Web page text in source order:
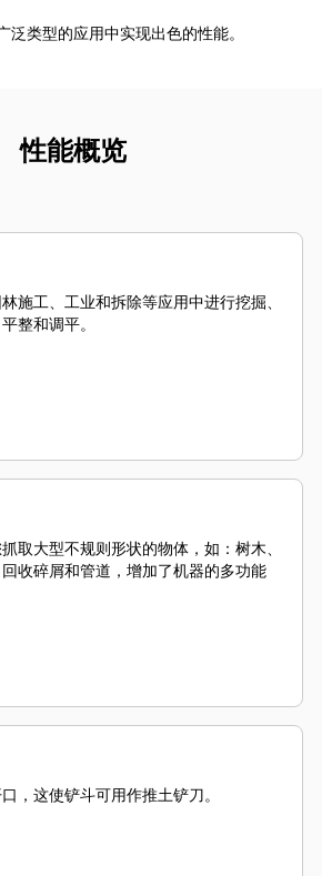
泛类型的应用中实现出色的性能。
性能概览
施工、工业和拆除等应用中进行挖掘、
整和调平。
取大型不规则形状的物体，如：树木、
收碎屑和管道，增加了机器的多功能
，这使铲斗可用作推土铲刀。